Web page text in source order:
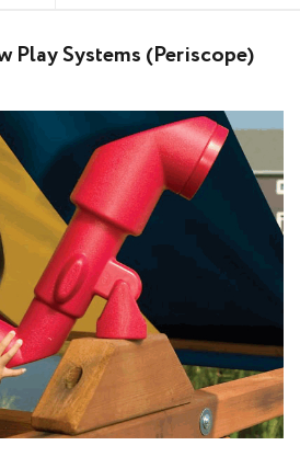
Play Systems (Periscope)